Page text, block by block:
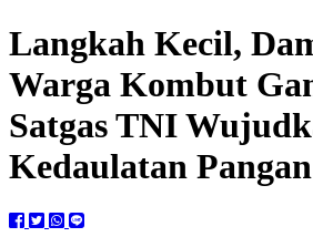
Langkah Kecil,
Warga Kombut
Satgas TNI
Kedaulatan Pangan